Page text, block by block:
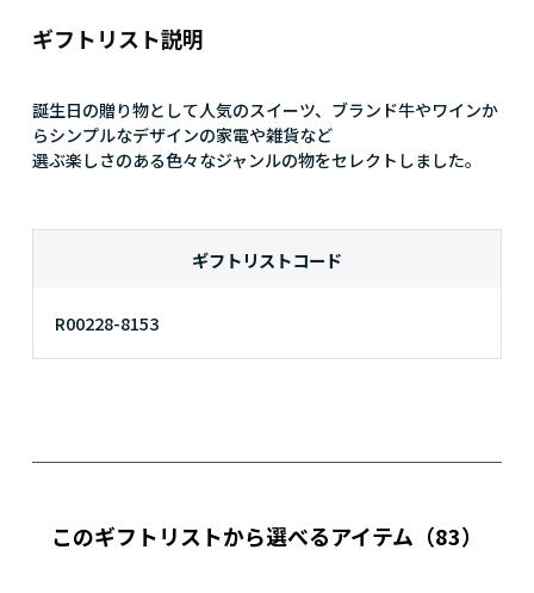
ギフトリスト説明
誕生日の贈り物として人気のスイーツ、ブランド牛やワインか
らシンプルなデザインの家電や雑貨など
選ぶ楽しさのある色々なジャンルの物をセレクトしました。
ギフトリストコード
R00228-8153
このギフトリストから選べるアイテム （83）